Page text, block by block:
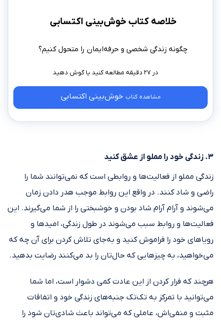
خلاصه کتاب خوش‌بینی اکتسابی
چگونه زندگی شخصی و حرفه‌ایمان را متحول کنیم؟
در ۲۷ دقیقه مطالعه کنید
مشاهده کتاب خوش‌بینی اکتسابی
۳. زندگی خود را مملو از عشق کنید
زندگی مملو از فعالیت‌ها و روابطی است که نمی‌توانند شما را
راضی و شاد کنند. در واقع این روابط موجب هدر دادن زمان
می‌شوند و آرام آرام شاد بودن و خوشبختی را از شما می‌گیرند. این
فعالیت‌ها و روابط سبب می‌شوند در طول زندگی، امیدها و
رویاهای خود را فراموش کنید و به‌جای تلاش کردن برای آن چه که
می‌خواهید، به چیزهایی که حال‌تان را بد می‌کنند رضایت بدهید.
هرچند که فرار کردن از این عادت کمی دشوار است، اما شما
می‌توانید با تمرکز به تک‌تک جنبه‌های زندگی خود و اتفاقات
مثبت و منفی‌اش، عاملی که می‌تواند باعث شادی‌تان شود را